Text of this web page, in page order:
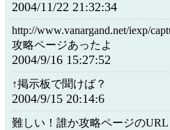
2004/11/22 21:32:34
http://www.vanargand.net/iexp/
攻略ページあったよ
2004/9/16 15:27:52
↑掲示板で聞けば？
2004/9/15 20:14:6
難しい！誰か攻略ページの